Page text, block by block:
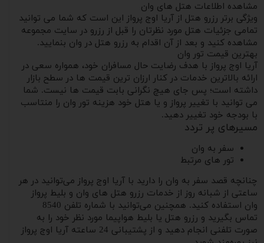
مشاهده اطلاعات هتل های وان
ویژگی برتر رزرو هتل از آریا اوج پرواز این است که شما می توانید
تمامی جزئیات هتل مورد نظرتان را قبل از رزرو در سایت مجموعه
مشاهده کنید و بعد از آن اقدام به رزرو هتل در وان بنمایید.
بهترین قیمت تور وان
آریا اوج پرواز با هدف رضایت حال مسافران خود، همواره سعی در
ارائه بالاترین خدمات در کنار ارزان ترین قیمت ها در سطح بازار
داشته است؛ پس جای هیچ نگرانی بابت قیمت ها نیست. شما
می توانید با تغییر پرواز و یا هتل خود هزینه تور وان را منتاسب
با بودجه خود تغییر دهید.
مسیرهای پر تردد
سفر به وان
تور های مرتبط
چنانچه قصد سفر به وان را دارید با آریا اوج پرواز می‌توانید در هر
ساعتی از شبانه روز از خدمات رزرو هتل های وان و بلیط پرواز
وان استفاده کنید. همچنین می‌توانید با شماره تلفن 8540
تماس بگیرید و رزرو هتل یا بلیط هواپیما مورد نظر خود را به
صورت تلفنی انجام دهید و از پشتیبانی 24 ساعته آریا اوج پرواز